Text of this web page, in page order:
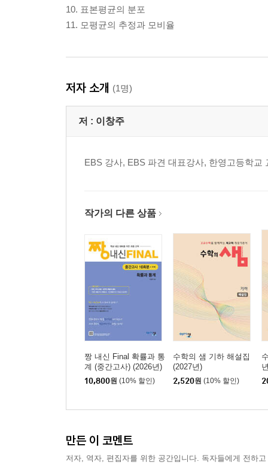
10. 표본평균의 분포
11. 모평균의 추정과 모비율
저자 소개 (1명)
저 : 이창주
EBS 강사, EBS 파견 대표강사, 한영고등학
작가의 다른 상품
짱 내신 Final 확률과 통
계 (중간고사) (2026년)
10,800원 (10% 할인)
수학의 샘 기하 해설집
(2027년)
2,520원 (10% 할인)
만든 이 코멘트
저자, 역자, 편집자를 위한 공간입니다. 독자들에게 전하